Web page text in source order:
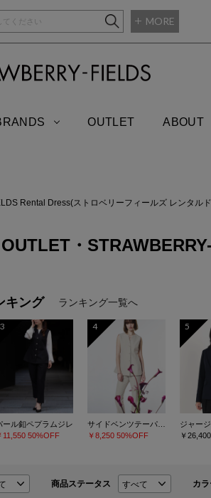
MORE
OUTLET ABOUT
Rental Dress(ストロベリーフィールズ レンタル
・
キング ランキング一覧へ
3
ール釦ペプラムジレ
11,550 50%OFF
4
￥8,250 50%OFF
5
￥26,400
商品ステータス カ